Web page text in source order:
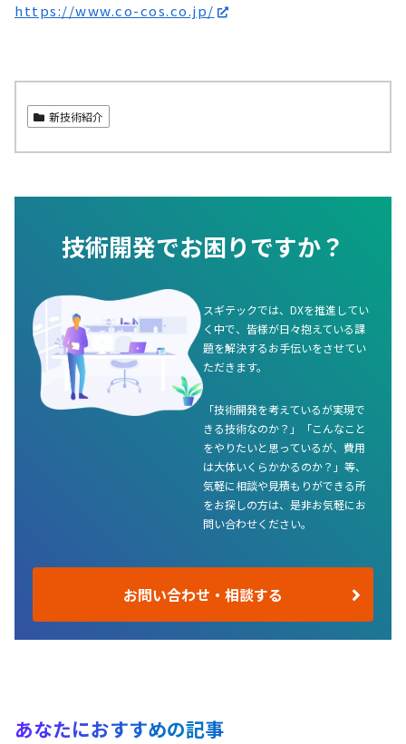
https://www.co-cos.co.jp/
新技術紹介
技術開発でお困りですか？
スギテックでは、DXを推進してい
く中で、皆様が日々抱えている課
題を解決するお手伝いをさせてい
ただきます。
「技術開発を考えているが実現で
きる技術なのか？」「こんなこと
をやりたいと思っているが、費用
は大体いくらかかるのか？」等、
気軽に相談や見積もりができる所
をお探しの方は、是非お気軽にお
問い合わせください。
お問い合わせ・相談する
あなたにおすすめの記事